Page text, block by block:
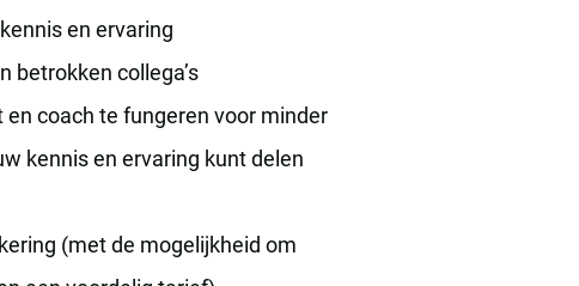
en ervaring
betrokken collega’s
coach te fungeren voor minder
kennis en ervaring kunt delen
(met de mogelijkheid om